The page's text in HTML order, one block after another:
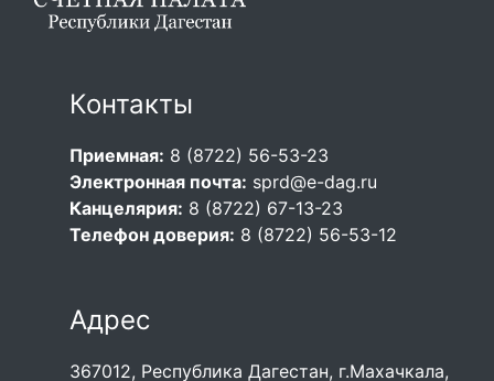
Контакты
Приемная: 8 (8722) 56-53-23
Электронная почта: sprd@e-dag.ru
Канцелярия: 8 (8722) 67-13-23
Телефон доверия: 8 (8722) 56-53-12
Адрес
367012, Республика Дагестан, г.Махачкала,